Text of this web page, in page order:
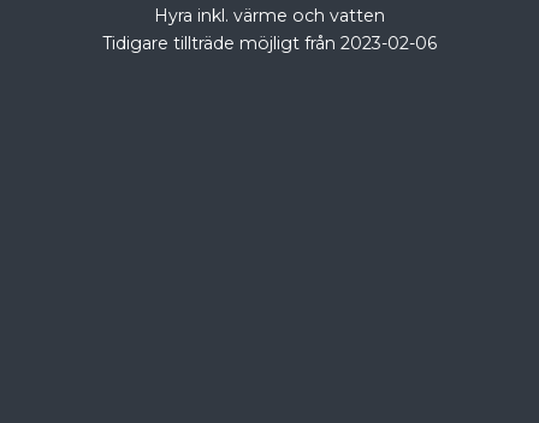
Hyra inkl. värme och vatten
Tidigare tillträde möjligt från 2023-02-06